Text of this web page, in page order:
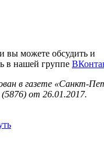
вы можете обсудить и
в нашей группе
в газете «Санкт-
от 26.01.2017.